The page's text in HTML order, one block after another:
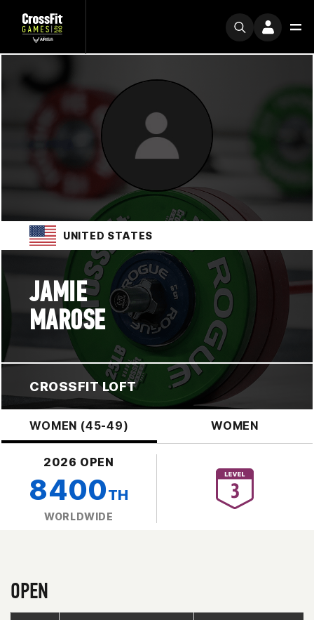
UNITED STATES
JAMIE
MAROSE
CROSSFIT LOFT
WOMEN (45-49) WOMEN
2026 OPEN
8400TH
WORLDWIDE
OPEN